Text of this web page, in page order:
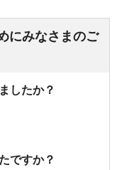
にみなさまのご
したか？
ですか？